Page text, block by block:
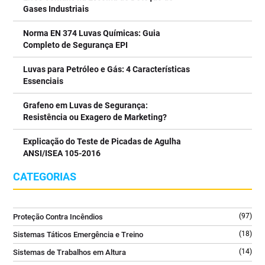
autoridades de Segurança e Saúde no Trabalho em Portugal e
Espanha reforçam uma mensagem clara: o calor deve ser
encarado como um risco profissional e integrado na avaliação de
riscos das organizações.⁣
conjunto de ações de sensibilização dirigidas a trabalhadores e
entidades empregadoras, promovendo boas práticas de
prevenção dos riscos associados ao calor e à radiação UV.⁣
Porque proteger quem trabalha vai muito além da
✔️ Avaliar os riscos de exposição ao calor e à radiação UV;⁣
✔️ Implementar medidas de proteção coletiva e individual
adequadas;⁣
✔️ Informar e formar os trabalhadores para reconhecerem os
#deteçãogasesindústriapetrolífera #segurançaoffshore
#detectordegasesinflamáveis #deteçãodegases
#sistemadedetecçãodegases
7
Gases Industriais
Norma EN 374 Luvas Químicas: Guia
Completo de Segurança EPI
Luvas para Petróleo e Gás: 4 Características
Essenciais
Grafeno em Luvas de Segurança:
Resistência ou Exagero de Marketing?
Explicação do Teste de Picadas de Agulha
ANSI/ISEA 105-2016
CATEGORIAS
Proteção Contra Incêndios (97)
Sistemas Táticos Emergência e Treino (18)
Sistemas de Trabalhos em Altura (14)